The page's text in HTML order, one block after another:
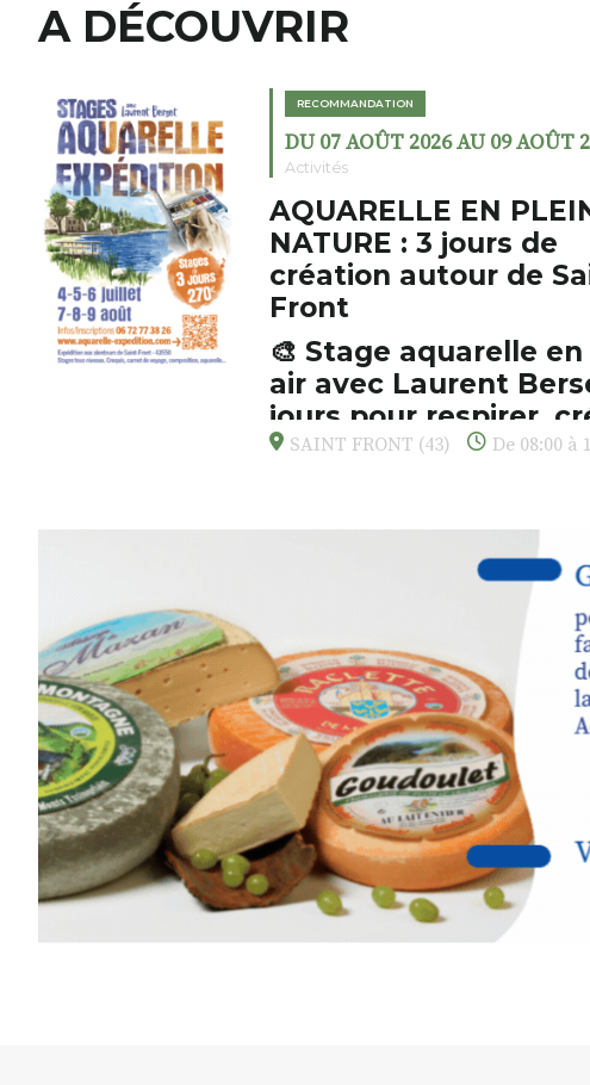
A DÉCOUVRIR
RECOMMANDATION
DU 07 AOÛT 2026 AU 09 AOÛT
Activités
AQUARELLE EN
NATURE : 3 jours de
création autour de
Front
🎨 Stage aquarelle
air avec Laurent
jours pour respirer,
s’émerveiller
paysages de Haute-Loire ?
vous
, accessibleà
niveaux, dans un cadre naturel
inspirantautour de Saint-Front , à
minutes du Puy-en-Velay.
Pendant3 jours, vous apprendrez à
l’instant :
Croquis, carnet de voyage,
aquarelle, encre, ou contenu
Le programme :
8h : rendez-vous au point de départ
SAINT FRONT (43) De 08:00 à